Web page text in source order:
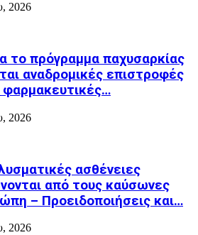
2026
το πρόγραμμα παχυσαρκίας
αναδρομικές επιστροφές
φαρμακευτικές…
2026
ασθένειες
από τους καύσωνες
– Προειδοποιήσεις και…
2026